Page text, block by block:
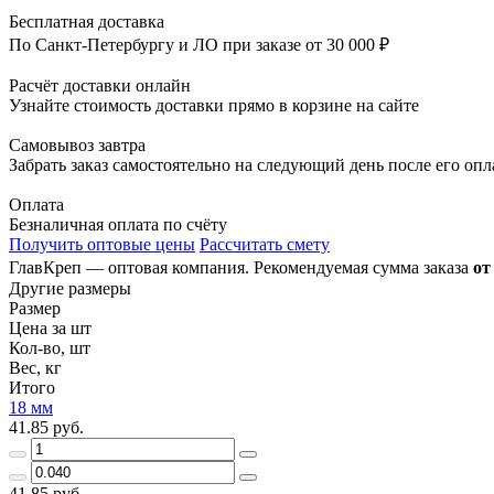
Бесплатная доставка
По Санкт-Петербургу и ЛО при заказе от 30 000 ₽
Расчёт доставки онлайн
Узнайте стоимость доставки прямо в корзине на сайте
Самовывоз завтра
Забрать заказ самостоятельно на следующий день после его
Оплата
Безналичная оплата по счёту
Получить оптовые цены Рассчитать смету
ГлавКреп — оптовая компания. Рекомендуемая сумма заказа
Другие размеры
Размер
Цена за шт
Кол-во, шт
Вес, кг
Итого
18 мм
41.85 руб.